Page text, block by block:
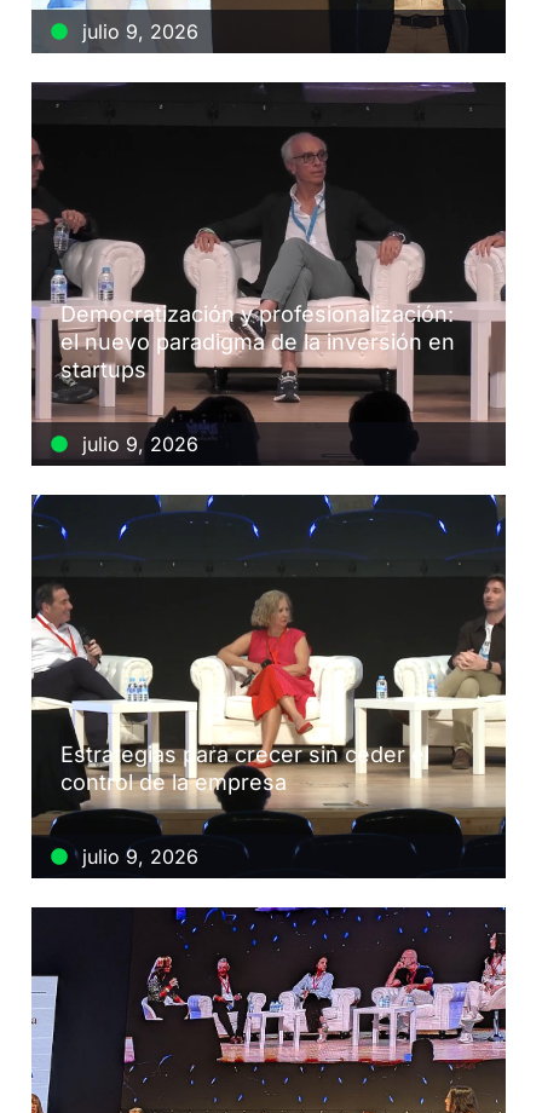
julio 9, 2026
Democratización y profesionalización:
el nuevo paradigma de la inversión en
startups
julio 9, 2026
Estrategias para crecer sin ceder el
control de la empresa
julio 9, 2026